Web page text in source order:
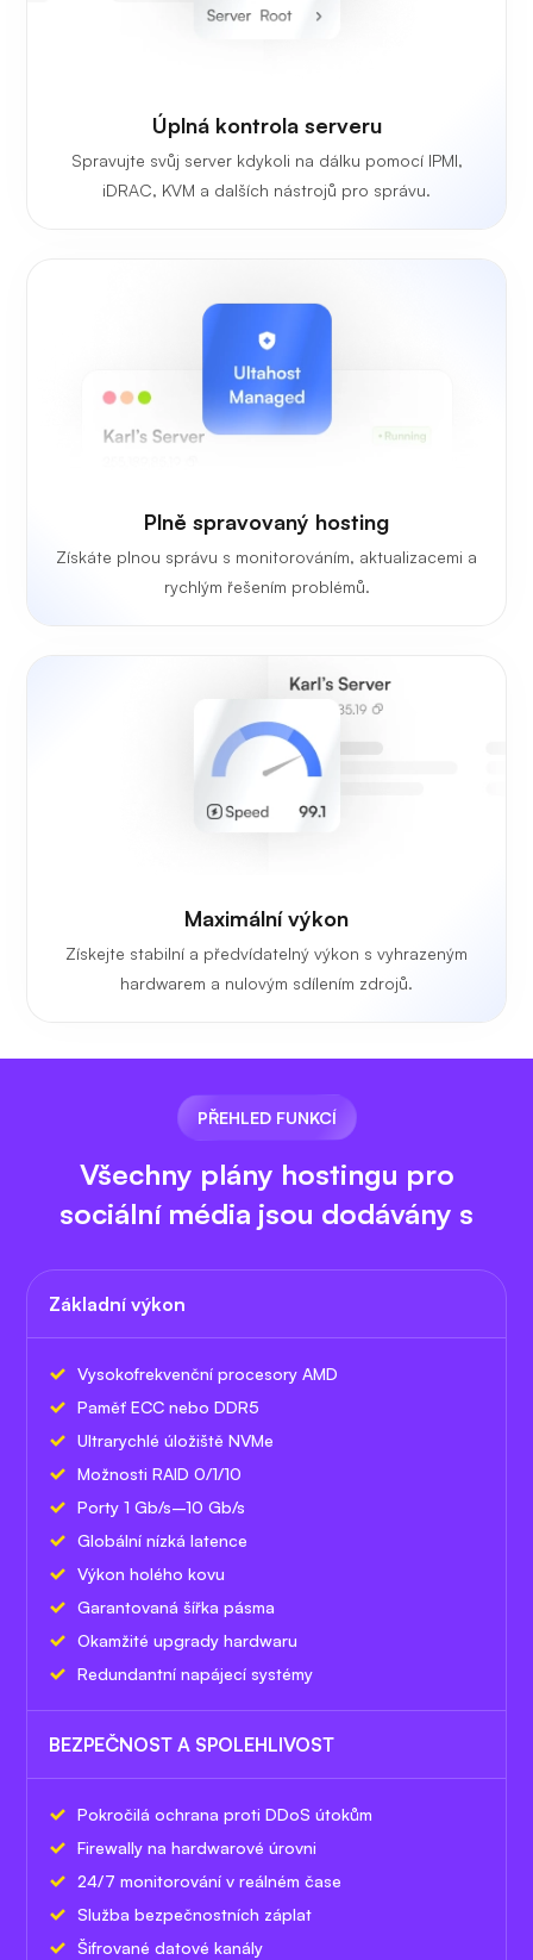
Úplná kontrola serveru
Spravujte svůj server kdykoli na dálku pomocí IPMI,
iDRAC, KVM a dalších nástrojů pro správu.
Plně spravovaný hosting
Získáte plnou správu s monitorováním, aktualizacemi a
rychlým řešením problémů.
Maximální výkon
Získejte stabilní a předvídatelný výkon s vyhrazeným
hardwarem a nulovým sdílením zdrojů.
PŘEHLED FUNKCÍ
Všechny plány hostingu pro
sociální média jsou dodávány s
Základní výkon
Vysokofrekvenční procesory AMD
Paměť ECC nebo DDR5
Ultrarychlé úložiště NVMe
Možnosti RAID 0/1/10
Porty 1 Gb/s–10 Gb/s
Globální nízká latence
Výkon holého kovu
Garantovaná šířka pásma
Okamžité upgrady hardwaru
Redundantní napájecí systémy
BEZPEČNOST A SPOLEHLIVOST
Pokročilá ochrana proti DDoS útokům
Firewally na hardwarové úrovni
24/7 monitorování v reálném čase
Služba bezpečnostních záplat
Šifrované datové kanály